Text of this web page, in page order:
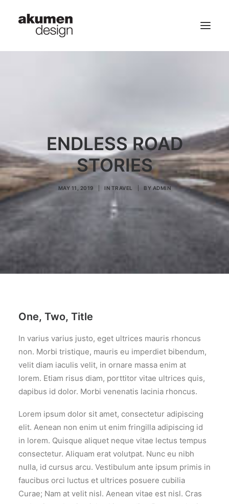
SearchENDLESS ROAD
STORIES
MAY 11, 2019 IN TRAVEL BY ADMIN
One, Two, Title
In varius varius justo, eget ultrices mauris rhoncus
non. Morbi tristique, mauris eu imperdiet bibendum,
velit diam iaculis velit, in ornare massa enim at
lorem. Etiam risus diam, porttitor vitae ultrices quis,
dapibus id dolor. Morbi venenatis lacinia rhoncus.
Lorem ipsum dolor sit amet, consectetur adipiscing
elit. Aenean non enim ut enim fringilla adipiscing id
in lorem. Quisque aliquet neque vitae lectus tempus
consectetur. Aliquam erat volutpat. Nunc eu nibh
nulla, id cursus arcu. Vestibulum ante ipsum primis in
faucibus orci luctus et ultrices posuere cubilia
Curae; Nam at velit nisl. Aenean vitae est nisl. Cras